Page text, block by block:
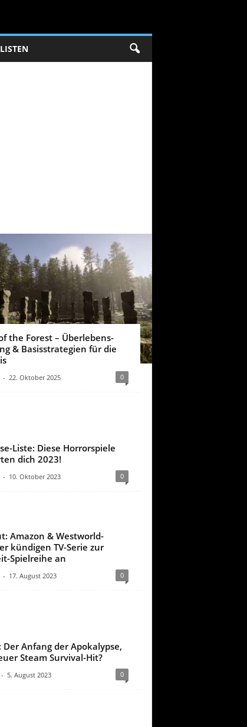
the Forest – Überlebens-
& Basisstrategien für die
- 22. Oktober 2025 0
Liste: Diese Horrorspiele
dich 2023!
- 10. Oktober 2023 0
Amazon & Westworld-
kündigen TV-Serie zur
Spielreihe an
- 17. August 2023 0
Der Anfang der Apokalypse,
Steam Survival-Hit?
- 5. August 2023 0